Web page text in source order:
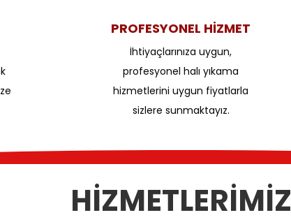
PROFESYONEL HİZMET
İhtiyaçlarınıza uygun,
profesyonel halı yıkama
hizmetlerini uygun fiyatlarla
sizlere sunmaktayız.
HİZMETLERİMİZ